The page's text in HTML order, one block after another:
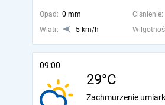
Opad: 0 mm Ciśnienie:
Wiatr:
5 km/h
09:00
29°C
Zachmurzenie